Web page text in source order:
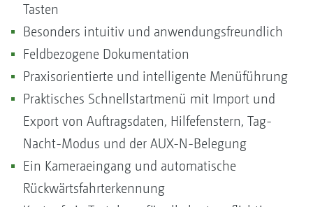
Tasten
Besonders intuitiv und anwendungsfreundlich
Feldbezogene Dokumentation
Praxisorientierte und intelligente Menüführung
Praktisches Schnellstartmenü mit Import und
Export von Auftragsdaten, Hilfefenstern, Tag-
Nacht-Modus und der AUX-N-Belegung
Ein Kameraeingang und automatische
Rückwärtsfahrterkennung